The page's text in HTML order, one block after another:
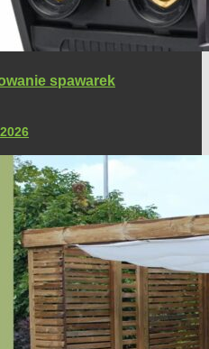
spawarek